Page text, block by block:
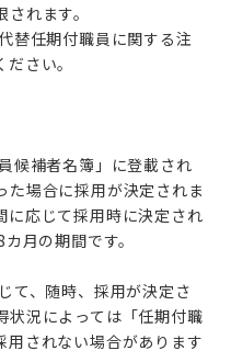
れます。
替任期付職員に関する注
さい。
候補者名簿」に登載され
た場合に採用が決定されま
に応じて採用時に決定され
月の期間です。
て、随時、採用が決定さ
状況によっては「任期付職
用されない場合があります